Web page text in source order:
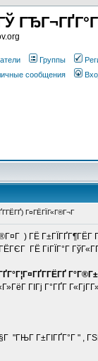
Группы
сообщения
Г¤ГЁГЇГ«Г®Г¬Г
) ГЁ Г±ГЇГҐГ¶ГЁГ
ГЁ ГіГЇГ°Г
ГІГј Г°ГҐГ
"ГЊГ Г±ГІГҐГ°Г " ,